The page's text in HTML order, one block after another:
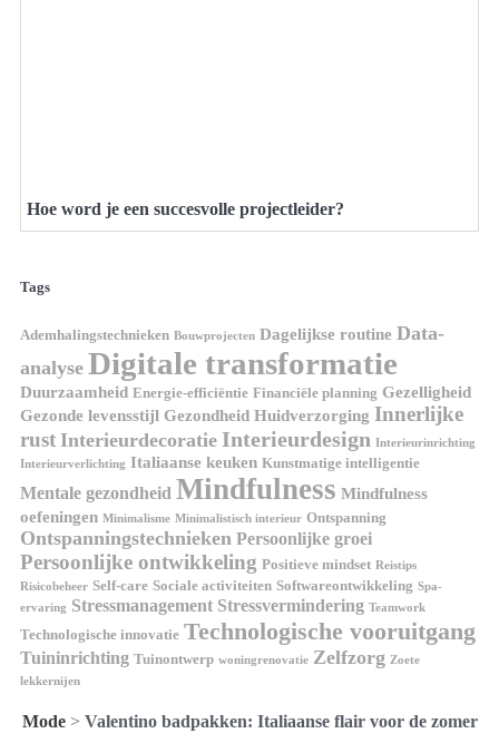
Hoe word je een succesvolle projectleider?
Tags
Ademhalingstechnieken Bouwprojecten Dagelijkse routine Data-
analyse Digitale transformatie
Duurzaamheid Energie-efficiëntie Financiële planning Gezelligheid
Gezonde levensstijl Gezondheid Huidverzorging Innerlijke
rust Interieurdecoratie Interieurdesign Interieurinrichting
Interieurverlichting Italiaanse keuken Kunstmatige intelligentie
Mentale gezondheid Mindfulness Mindfulness
oefeningen Minimalisme Minimalistisch interieur Ontspanning
Ontspanningstechnieken Persoonlijke groei
Persoonlijke ontwikkeling Positieve mindset Reistips
Risicobeheer Self-care Sociale activiteiten Softwareontwikkeling Spa-
ervaring Stressmanagement Stressvermindering Teamwork
Technologische innovatie Technologische vooruitgang
Tuininrichting Tuinontwerp woningrenovatie Zelfzorg Zoete
lekkernijen
Mode> Valentino badpakken: Italiaanse flair voor de zomer